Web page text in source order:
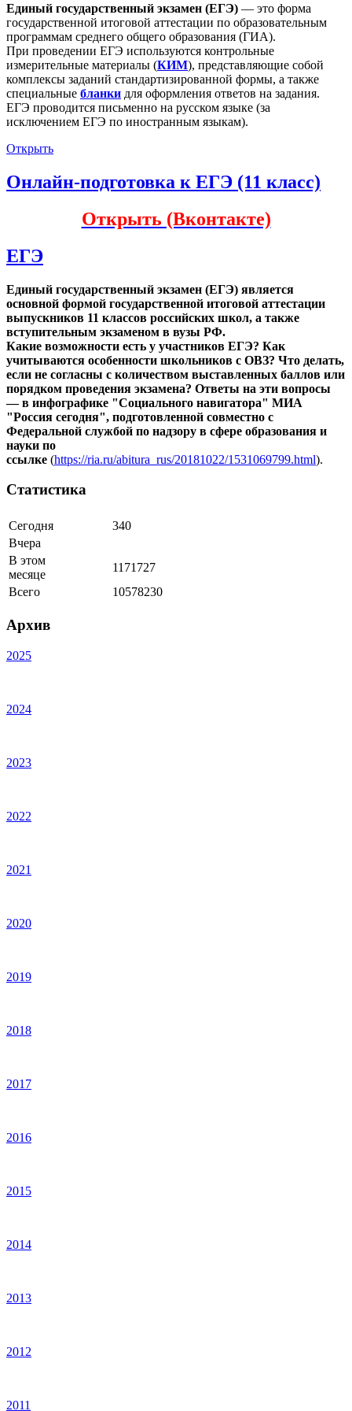
Единый государственный экзамен (ЕГЭ) — это форма
государственной итоговой аттестации по образовательным
программам среднего общего образования (ГИА).
При проведении ЕГЭ используются контрольные
измерительные материалы (КИМ), представляющие собой
комплексы заданий стандартизированной формы, а также
специальные бланки для оформления ответов на задания.
ЕГЭ проводится письменно на русском языке (за
исключением ЕГЭ по иностранным языкам).
Открыть
Онлайн-подготовка к ЕГЭ (11 класс)
Открыть (Вконтакте)
ЕГЭ
Единый государственный экзамен (ЕГЭ) является
основной формой государственной итоговой аттестации
выпускников 11 классов российских школ, а также
вступительным экзаменом в вузы РФ.
Какие возможности есть у участников ЕГЭ? Как
учитываются особенности школьников с ОВЗ? Что делать,
если не согласны с количеством выставленных баллов или
порядком проведения экзамена? Ответы на эти вопросы
— в инфографике "Социального навигатора" МИА
"Россия сегодня", подготовленной совместно с
Федеральной службой по надзору в сфере образования и
науки по
ссылке (https://ria.ru/abitura_rus/20181022/1531069799.html).
Статистика
Сегодня
340
Вчера
В этом
месяце
1171727
Всего
10578230
Архив
2025
2024
2023
2022
2021
2020
2019
2018
2017
2016
2015
2014
2013
2012
2011